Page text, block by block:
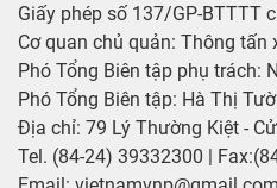
Giấy phép số 137/GP-BTTTT
Cơ quan chủ quản: Thông tấn
Phó Tổng Biên tập phụ trách:
Phó Tổng Biên tập: Hà Thị
Địa chỉ: 79 Lý Thường Kiệt -
Tel. (84-24) 39332300 |